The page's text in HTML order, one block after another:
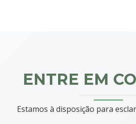
ENTRE EM
Estamos à disposição para